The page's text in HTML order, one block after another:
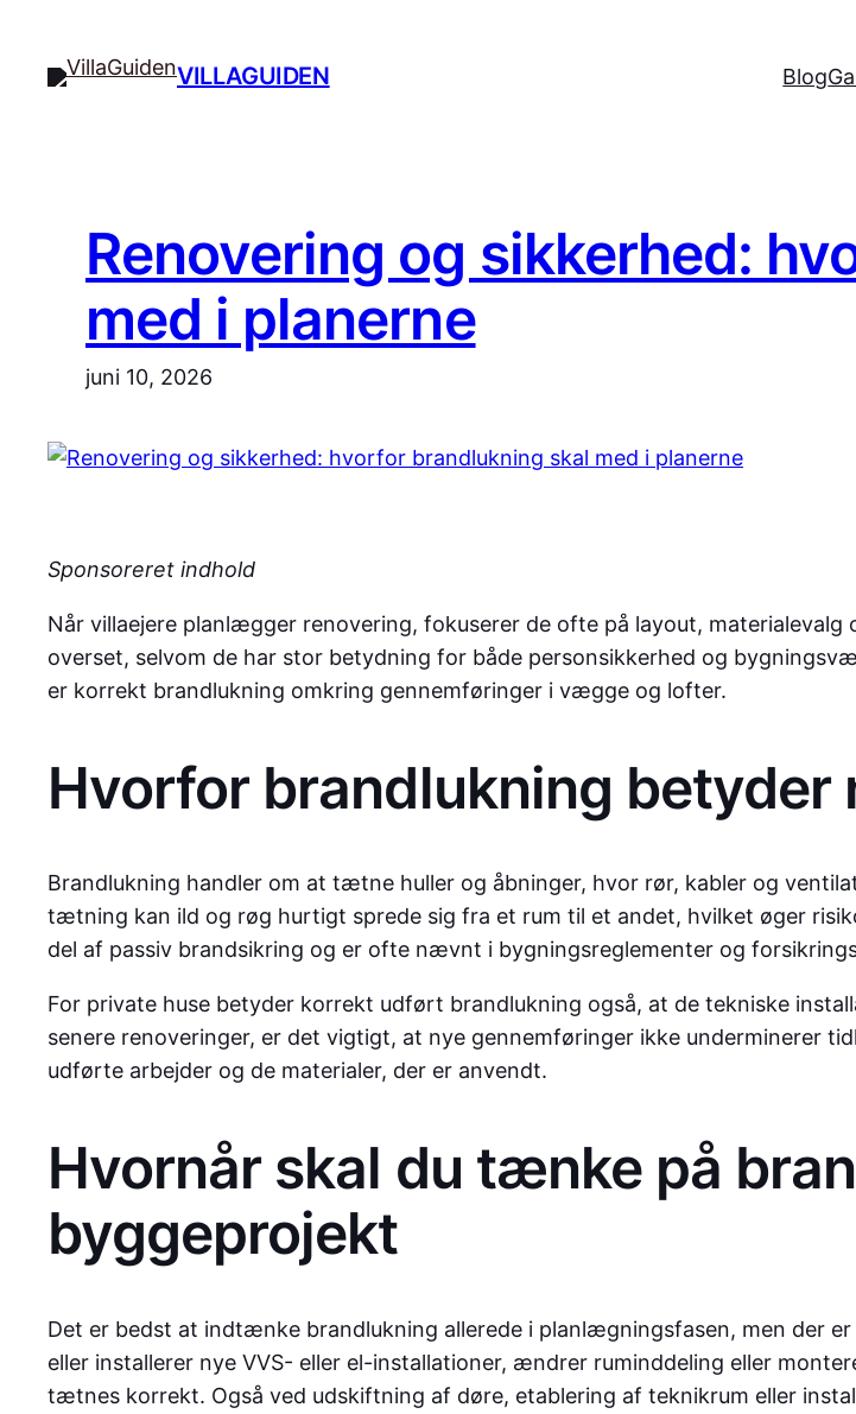
indhold
VILLAGUIDEN Blog
Renovering og sikkerhed:
med i planerne
juni 10, 2026
Sponsoreret indhold
Når villaejere planlægger renovering, fokuserer de ofte på layout,
overset, selvom de har stor betydning for både personsikkerhed og
er korrekt brandlukning omkring gennemføringer i vægge og lofter.
Hvorfor brandlukning betyder
Brandlukning handler om at tætne huller og åbninger, hvor rør, kabler og
tætning kan ild og røg hurtigt sprede sig fra et rum til et andet, hvilket øger
del af passiv brandsikring og er ofte nævnt i bygningsreglementer og
For private huse betyder korrekt udført brandlukning også, at de tekniske
senere renoveringer, er det vigtigt, at nye gennemføringer ikke underminerer
udførte arbejder og de materialer, der er anvendt.
Hvornår skal du tænke på
byggeprojekt
Det er bedst at indtænke brandlukning allerede i planlægningsfasen, men der
eller installerer nye VVS- eller el-installationer, ændrer ruminddeling eller
tætnes korrekt. Også ved udskiftning af døre, etablering af teknikrum eller